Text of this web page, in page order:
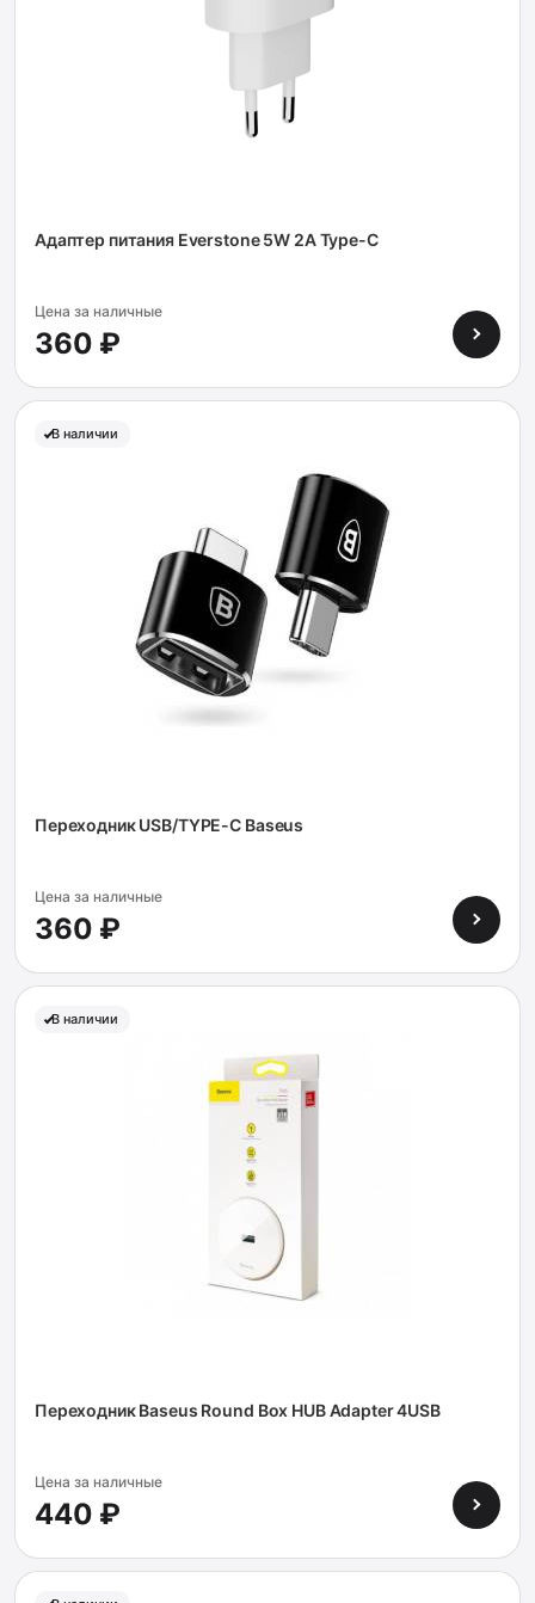
Адаптер питания Everstone 5W 2A Type-C
Цена за наличные
360 ₽
В наличии
Переходник USB/TYPE-C Baseus
Цена за наличные
360 ₽
В наличии
Переходник Baseus Round Box HUB Adapter 4USB
Цена за наличные
440 ₽